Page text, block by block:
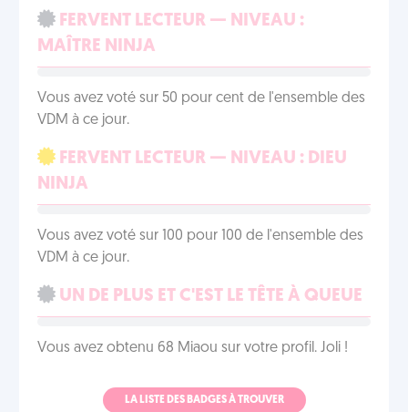
FERVENT LECTEUR — NIVEAU :
MAÎTRE NINJA
Vous avez voté sur 50 pour cent de l'ensemble des
VDM à ce jour.
FERVENT LECTEUR — NIVEAU : DIEU
NINJA
Vous avez voté sur 100 pour 100 de l'ensemble des
VDM à ce jour.
UN DE PLUS ET C'EST LE TÊTE À QUEUE
Vous avez obtenu 68 Miaou sur votre profil. Joli !
LA LISTE DES BADGES À TROUVER